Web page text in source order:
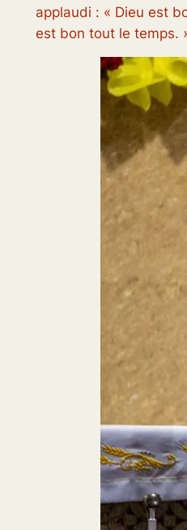
applaudi : « Dieu est
est bon tout le temps.